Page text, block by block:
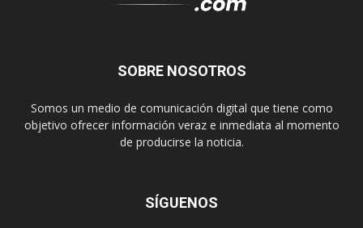
SOBRE NOSOTROS
Somos un medio de comunicación digital que tiene como
objetivo ofrecer información veraz e inmediata al momento
de producirse la noticia.
SÍGUENOS